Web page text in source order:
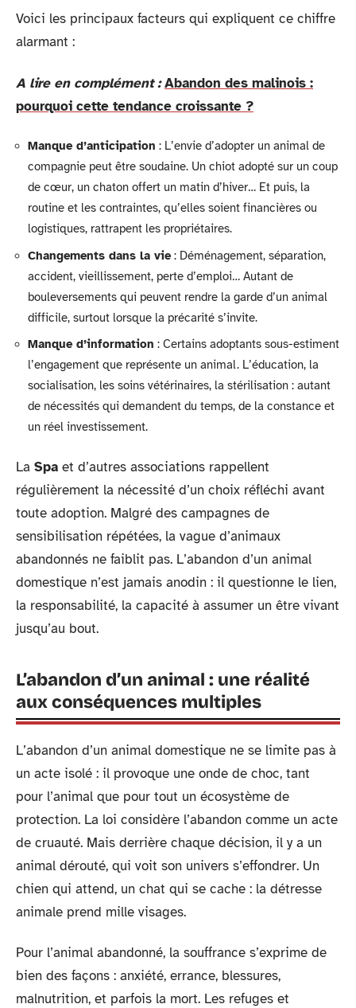
Voici les principaux facteurs qui expliquent ce chiffre
alarmant :
A lire en complément : Abandon des malinois :
pourquoi cette tendance croissante ?
Manque d’anticipation : L’envie d’adopter un animal de
compagnie peut être soudaine. Un chiot adopté sur un coup
de cœur, un chaton offert un matin d’hiver… Et puis, la
routine et les contraintes, qu’elles soient financières ou
logistiques, rattrapent les propriétaires.
Changements dans la vie: Déménagement, séparation,
accident, vieillissement, perte d’emploi… Autant de
bouleversements qui peuvent rendre la garde d’un animal
difficile, surtout lorsque la précarité s’invite.
Manque d’information : Certains adoptants sous-estiment
l’engagement que représente un animal. L’éducation, la
socialisation, les soins vétérinaires, la stérilisation : autant
de nécessités qui demandent du temps, de la constance et
un réel investissement.
La Spa et d’autres associations rappellent
régulièrement la nécessité d’un choix réfléchi avant
toute adoption. Malgré des campagnes de
sensibilisation répétées, la vague d’animaux
abandonnés ne faiblit pas. L’abandon d’un animal
domestique n’est jamais anodin : il questionne le lien,
la responsabilité, la capacité à assumer un être vivant
jusqu’au bout.
L’abandon d’un animal : une réalité
aux conséquences multiples
L’abandon d’un animal domestique ne se limite pas à
un acte isolé : il provoque une onde de choc, tant
pour l’animal que pour tout un écosystème de
protection. La loi considère l’abandon comme un acte
de cruauté. Mais derrière chaque décision, il y a un
animal dérouté, qui voit son univers s’effondrer. Un
chien qui attend, un chat qui se cache : la détresse
animale prend mille visages.
Pour l’animal abandonné, la souffrance s’exprime de
bien des façons : anxiété, errance, blessures,
malnutrition, et parfois la mort. Les refuges et